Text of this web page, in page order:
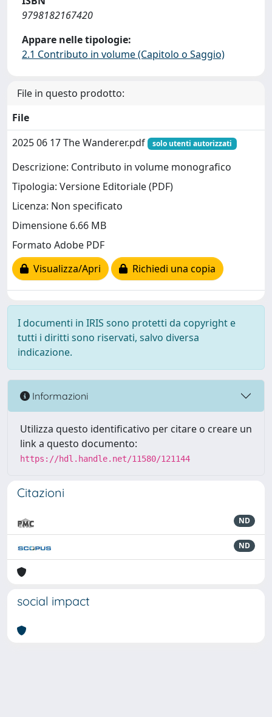
9798182167420
Appare nelle tipologie:
2.1 Contributo in volume (Capitolo o Saggio)
File in questo prodotto:
File
2025 06 17 The Wanderer.pdf
solo utenti autorizzati
Descrizione: Contributo in volume monografico
Tipologia: Versione Editoriale (PDF)
Licenza: Non specificato
Dimensione 6.66 MB
Formato Adobe PDF
Visualizza/Apri
Richiedi una copia
I documenti in IRIS sono protetti da copyright e
tutti i diritti sono riservati, salvo diversa
indicazione.
Informazioni
Utilizza questo identificativo per citare o creare un
link a questo documento:
https://hdl.handle.net/11580/121144
Citazioni
ND
ND
social impact